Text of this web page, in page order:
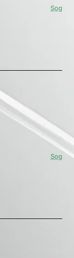
Sog
Sog